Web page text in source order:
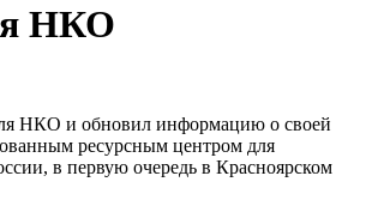
НКО
НКО и обновил информацию о своей
ресурсным центром для
в первую очередь в Красноярском